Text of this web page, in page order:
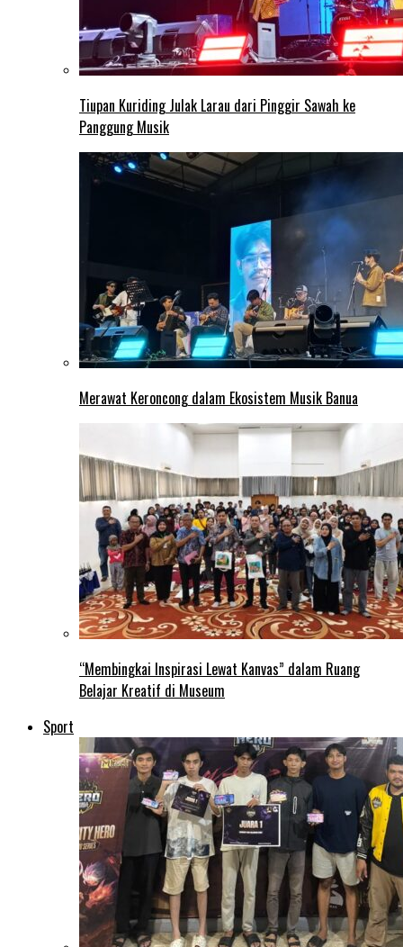
Tiupan Kuriding Julak Larau dari Pinggir Sawah ke
Panggung Musik
Merawat Keroncong dalam Ekosistem Musik Banua
“Membingkai Inspirasi Lewat Kanvas” dalam Ruang
Belajar Kreatif di Museum
Sport